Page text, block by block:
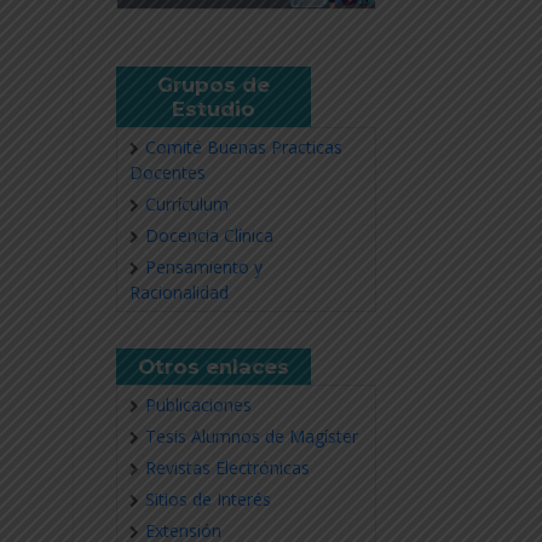
Grupos de
Estudio
Comité Buenas Practicas
Docentes
Currículum
Docencia Clínica
Pensamiento y
Racionalidad
Otros enlaces
Publicaciones
Tesis Alumnos de Magíster
Revistas Electrónicas
Sitios de Interés
Extensión